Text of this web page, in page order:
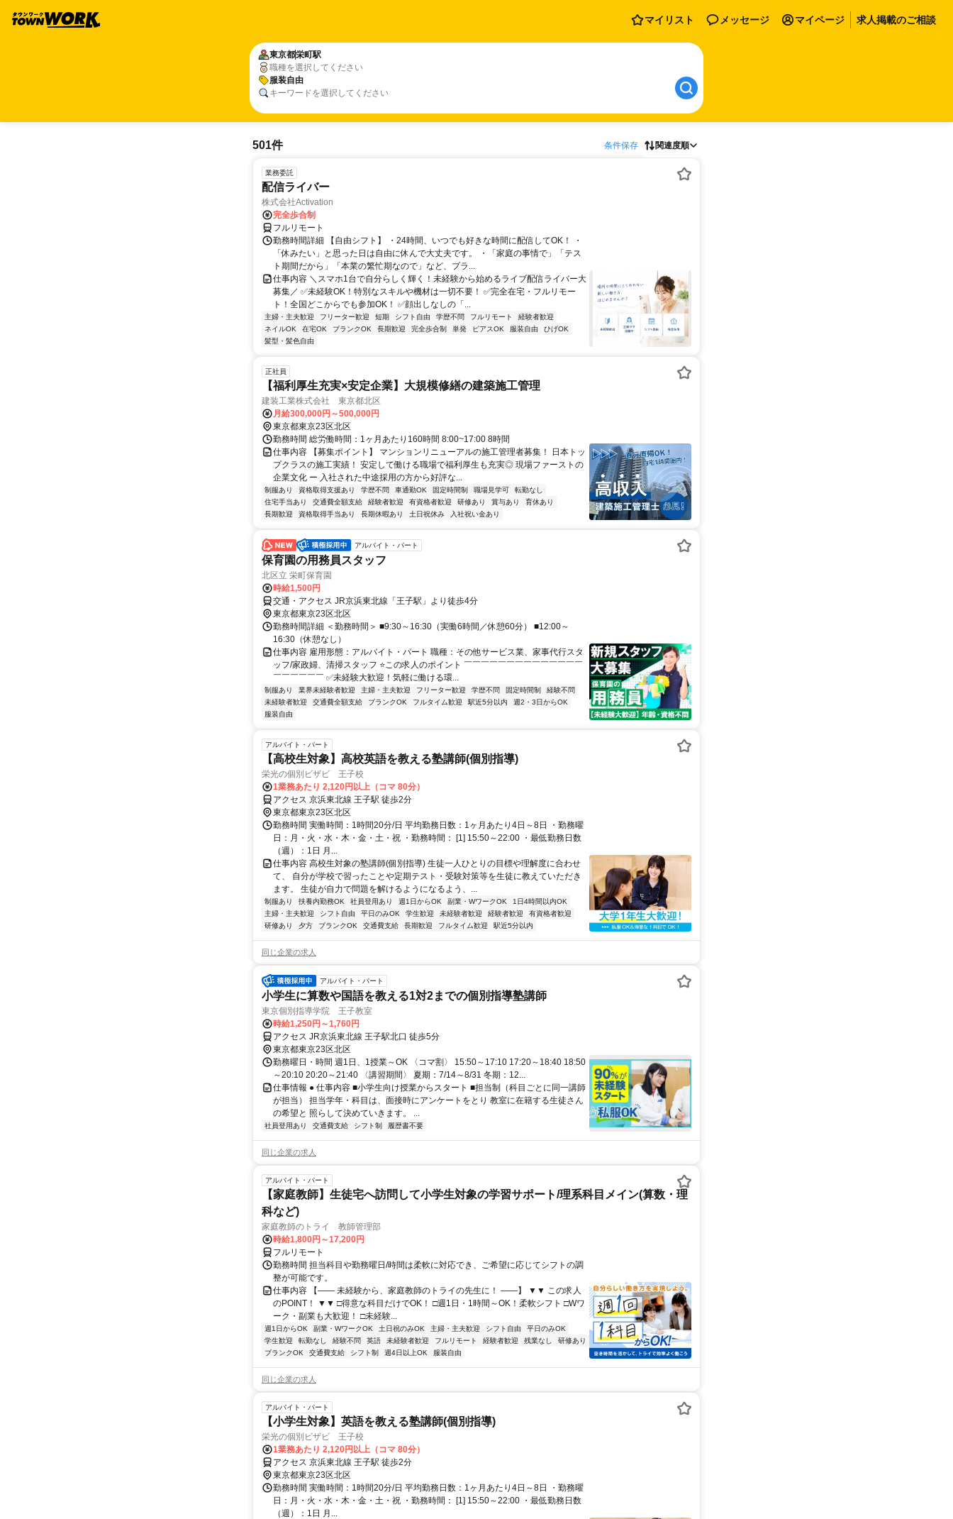
マイリスト メッセージ マイページ 求人掲載のご相談
東京都栄町駅
職種を選択してください
服装自由
キーワードを選択してください
501件 条件保存 関連度順
業務委託
配信ライバー
株式会社Activation
完全歩合制
フルリモート
勤務時間詳細 【自由シフト】 ・24時間、いつでも好きな時間に配信してOK！ ・
「休みたい」と思った日は自由に休んで大丈夫です。 ・「家庭の事情で」「テス
ト期間だから」「本業の繁忙期なので」など、プラ...
仕事内容 ＼スマホ1台で自分らしく輝く！未経験から始めるライブ配信ライバー大
募集／ ✅未経験OK！特別なスキルや機材は一切不要！ ✅完全在宅・フルリモー
ト！全国どこからでも参加OK！ ✅顔出しなしの「...
主婦・主夫歓迎 フリーター歓迎 短期 シフト自由 学歴不問 フルリモート
経験者歓迎
ネイルOK
在宅OK ブランクOK 長期歓迎 完全歩合制 単発 ピアスOK 服装自由
ひげOK
髪型・髪色自由
正社員
【福利厚生充実×安定企業】大規模修繕の建築施工管理
建装工業株式会社 東京都北区
月給300,000円～500,000円
東京都東京23区北区
勤務時間 総労働時間：1ヶ月あたり160時間 8:00~17:00 8時間
仕事内容 【募集ポイント】 マンションリニューアルの施工管理者募集！ 日本トッ
プクラスの施工実績！ 安定して働ける職場で福利厚生も充実◎ 現場ファーストの
企業文化 ー 入社された中途採用の方から好評な...
制服あり 資格取得支援あり 学歴不問 車通勤OK 固定時間制 職場見学可
転勤なし
住宅手当あり
交通費全額支給 経験者歓迎 有資格者歓迎 研修あり 賞与あり
育休あり
長期歓迎
資格取得手当あり 長期休暇あり 土日祝休み 入社祝い金あり
アルバイト・パート
保育園の用務員スタッフ
北区立 栄町保育園
時給1,500円
交通・アクセス JR京浜東北線「王子駅」より徒歩4分
東京都東京23区北区
勤務時間詳細 ＜勤務時間＞ ■9:30～16:30（実働6時間／休憩60分） ■12:00～
16:30（休憩なし）
仕事内容 雇用形態：アルバイト・パート 職種：その他サービス業、家事代行スタ
ッフ/家政婦、清掃スタッフ ⭐この求⼈のポイント ￣￣￣￣￣￣￣￣￣￣￣￣￣￣
￣￣￣￣￣￣ ✅未経験大歓迎！気軽に働ける環...
制服あり 業界未経験者歓迎 主婦・主夫歓迎 フリーター歓迎 学歴不問 固定時間制
経験不問
未経験者歓迎
交通費全額支給 ブランクOK フルタイム歓迎 駅近5分以内
週2・3日からOK
服装自由
アルバイト・パート
【高校生対象】高校英語を教える塾講師(個別指導)
栄光の個別ビザビ 王子校
1業務あたり 2,120円以上（コマ 80分）
アクセス 京浜東北線 王子駅 徒歩2分
東京都東京23区北区
勤務時間 実働時間：1時間20分/日 平均勤務日数：1ヶ月あたり4日～8日 ・勤務曜
日：月・火・水・木・金・土・祝 ・勤務時間： [1] 15:50～22:00 ・最低勤務日数
（週）：1日 月...
仕事内容 高校生対象の塾講師(個別指導) 生徒一人ひとりの目標や理解度に合わせ
て、 自分が学校で習ったことや定期テスト・受験対策等を生徒に教えていただき
ます。 生徒が自力で問題を解けるようになるよう、...
制服あり 扶養内勤務OK 社員登用あり 週1日からOK 副業・WワークOK
1日4時間以内OK
主婦・主夫歓迎
シフト自由 平日のみOK 学生歓迎 未経験者歓迎 経験者歓迎
有資格者歓迎
研修あり
夕方 ブランクOK 交通費支給 長期歓迎 フルタイム歓迎 駅近5分以内
同じ企業の求人
アルバイト・パート
小学生に算数や国語を教える1対2までの個別指導塾講師
東京個別指導学院 王子教室
時給1,250円～1,760円
アクセス JR京浜東北線 王子駅北口 徒歩5分
東京都東京23区北区
勤務曜日・時間 週1日、1授業～OK 〈コマ割〉 15:50～17:10 17:20～18:40 18:50
～20:10 20:20～21:40 〈講習期間〉 夏期：7/14～8/31 冬期：12...
仕事情報 ● 仕事内容 ■小学生向け授業からスタート ■担当制（科目ごとに同一講師
が担当） 担当学年・科目は、面接時にアンケートをとり 教室に在籍する生徒さん
の希望と 照らして決めていきます。 ...
社員登用あり 交通費支給 シフト制 履歴書不要
同じ企業の求人
アルバイト・パート
【家庭教師】生徒宅へ訪問して小学生対象の学習サポート/理系科目メイン(算数・理
科など)
家庭教師のトライ 教師管理部
時給1,800円～17,200円
フルリモート
勤務時間 担当科目や勤務曜日/時間は柔軟に対応でき、ご希望に応じてシフトの調
整が可能です。
仕事内容 【―― 未経験から、家庭教師のトライの先生に！ ――】 ▼▼ この求人
のPOINT！ ▼▼ □得意な科目だけでOK！ □週1日・1時間～OK！柔軟シフト □Wワ
ーク・副業も大歓迎！ □未経験...
週1日からOK 副業・WワークOK 土日祝のみOK 主婦・主夫歓迎 シフト自由
平日のみOK
学生歓迎
転勤なし 経験不問 英語 未経験者歓迎 フルリモート 経験者歓迎 残業なし
研修あり
ブランクOK
交通費支給 シフト制 週4日以上OK 服装自由
同じ企業の求人
アルバイト・パート
【小学生対象】英語を教える塾講師(個別指導)
栄光の個別ビザビ 王子校
1業務あたり 2,120円以上（コマ 80分）
アクセス 京浜東北線 王子駅 徒歩2分
東京都東京23区北区
勤務時間 実働時間：1時間20分/日 平均勤務日数：1ヶ月あたり4日～8日 ・勤務曜
日：月・火・水・木・金・土・祝 ・勤務時間： [1] 15:50～22:00 ・最低勤務日数
（週）：1日 月...